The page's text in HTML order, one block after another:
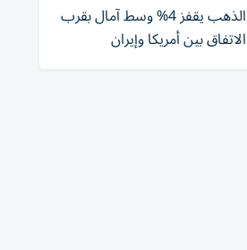
الذهب يقفز 4% وسط آمال بقرب
الاتفاق بين أمريكا وإيران